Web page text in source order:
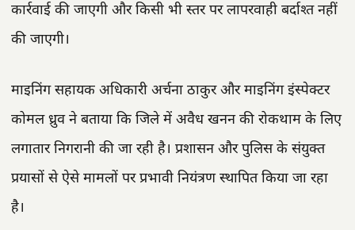
कार्रवाई की जाएगी और किसी भी स्तर पर लापरवाही बर्दाश्त नहीं
की जाएगी।
माइनिंग सहायक अधिकारी अर्चना ठाकुर और माइनिंग इंस्पेक्टर
कोमल ध्रुव ने बताया कि जिले में अवैध खनन की रोकथाम के लिए
लगातार निगरानी की जा रही है। प्रशासन और पुलिस के संयुक्त
प्रयासों से ऐसे मामलों पर प्रभावी नियंत्रण स्थापित किया जा रहा
है।